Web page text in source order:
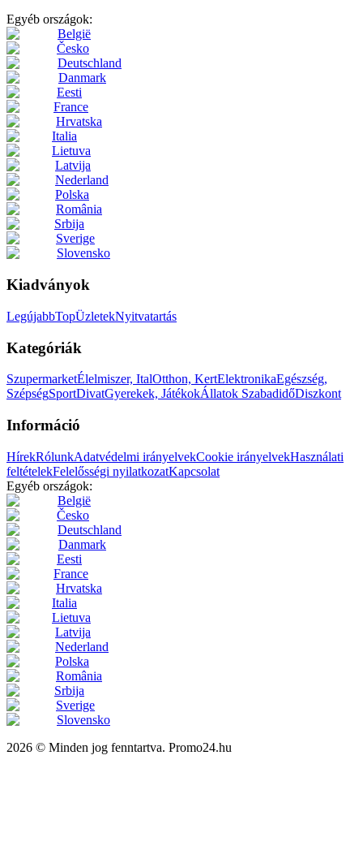
Egyéb országok:
België
Česko
Deutschland
Danmark
Eesti
France
Hrvatska
Italia
Lietuva
Latvija
Nederland
Polska
România
Srbija
Sverige
Slovensko
Kiadványok
LegújabbTopÜzletekNyitvatartás
Kategóriák
SzupermarketÉlelmiszer, ItalOtthon, KertElektronikaEgészség,
SzépségSportDivatGyerekek, JátékokÁllatok SzabadidőDiszkont
Információ
HírekRólunkAdatvédelmi irányelvekCookie irányelvekHasználati
feltételekFelelősségi nyilatkozatKapcsolat
Egyéb országok:
België
Česko
Deutschland
Danmark
Eesti
France
Hrvatska
Italia
Lietuva
Latvija
Nederland
Polska
România
Srbija
Sverige
Slovensko
2026 © Minden jog fenntartva. Promo24.hu